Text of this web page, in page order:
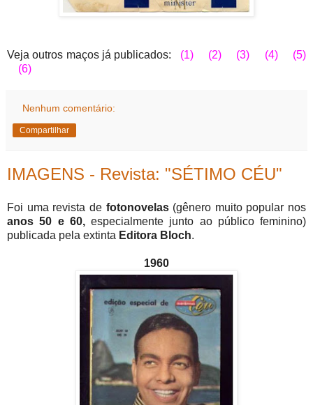
Veja outros maços já publicados: (1) (2) (3) (4)
(5)
(6)
Nenhum comentário:
Compartilhar
IMAGENS - Revista: "SÉTIMO CÉU"
Foi uma revista de fotonovelas(gênero muito popular nos
anos 50 e 60,especialmente junto ao público feminino)
publicada pela extinta Editora Bloch.
1960